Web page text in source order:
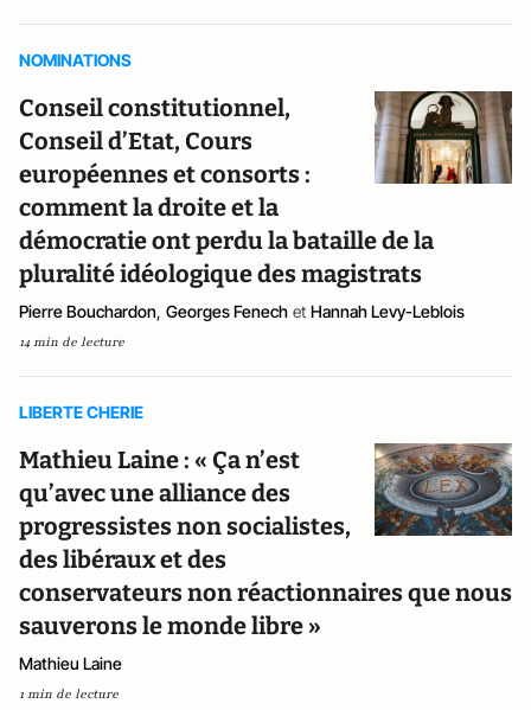
NOMINATIONS
Conseil constitutionnel,
Conseil d’Etat, Cours
européennes et consorts :
comment la droite et la
démocratie ont perdu la bataille de la
pluralité idéologique des magistrats
Pierre Bouchardon, Georges Fenech et Hannah Levy-Leblois
14 min de lecture
LIBERTE CHERIE
Mathieu Laine : « Ça n’est
qu’avec une alliance des
progressistes non socialistes,
des libéraux et des
conservateurs non réactionnaires que nous
sauverons le monde libre »
Mathieu Laine
1 min de lecture